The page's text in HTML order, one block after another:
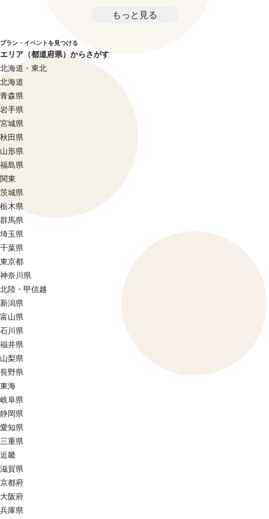
もっと見る
プラン・イベントを見つける
エリア（都道府県）からさがす
北海道・東北
北海道
青森県
岩手県
宮城県
秋田県
山形県
福島県
関東
茨城県
栃木県
群馬県
埼玉県
千葉県
東京都
神奈川県
北陸・甲信越
新潟県
富山県
石川県
福井県
山梨県
長野県
東海
岐阜県
静岡県
愛知県
三重県
近畿
滋賀県
京都府
大阪府
兵庫県